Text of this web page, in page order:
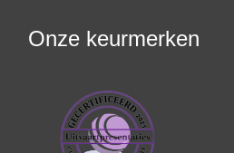
Onze keurmerken